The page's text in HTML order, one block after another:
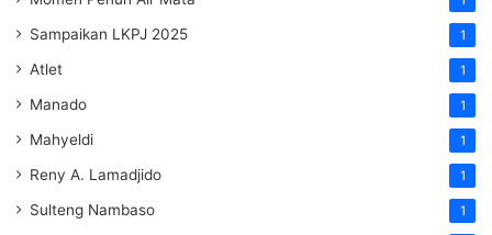
Sampaikan LKPJ 2025 1
Atlet 1
Manado 1
Mahyeldi 1
Reny A. Lamadjido 1
Sulteng Nambaso 1